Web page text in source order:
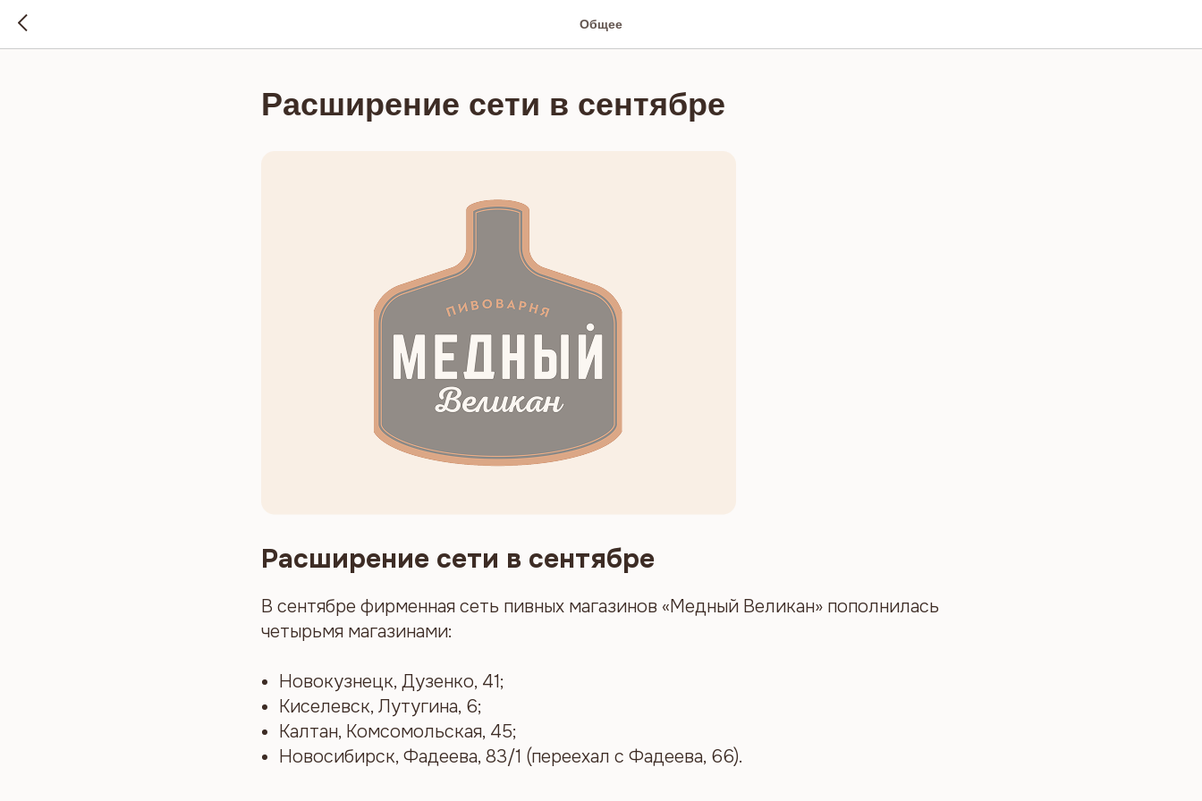
Общее
Расширение сети в сентябре
Расширение сети в сентябре
В сентябре фирменная сеть пивных магазинов «Медный Великан» пополнилась
четырьмя магазинами:
Новокузнецк, Дузенко, 41;
Киселевск, Лутугина, 6;
Калтан, Комсомольская, 45;
Новосибирск, Фадеева, 83/1 (переехал с Фадеева, 66).